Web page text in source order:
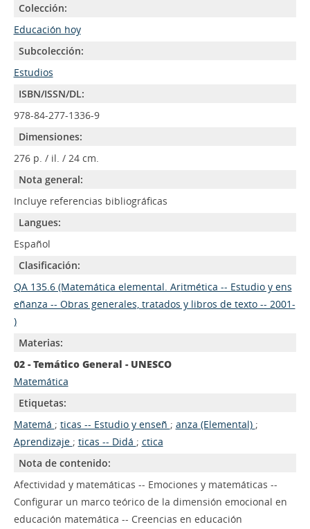
Colección:
Educación hoy
Subcolección:
Estudios
ISBN/ISSN/DL:
978-84-277-1336-9
Dimensiones:
276 p. / il. / 24 cm.
Nota general:
Incluye referencias bibliográficas
Langues:
Español
Clasificación:
QA 135.6 (Matemática elemental. Aritmética -- Estudio y ens
eñanza -- Obras generales, tratados y libros de texto -- 2001-
)
Materias:
02 - Temático General - UNESCO
Matemática
Etiquetas:
Matemá ; ticas -- Estudio y enseñ ; anza (Elemental) ;
Aprendizaje ; ticas -- Didá ; ctica
Nota de contenido:
Afectividad y matemáticas -- Emociones y matemáticas --
Configurar un marco teórico de la dimensión emocional en
educación matemática -- Creencias en educación